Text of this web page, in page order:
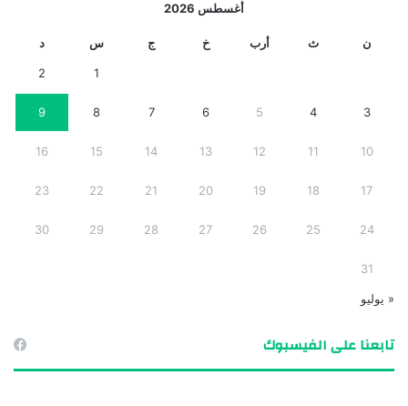
أغسطس 2026
ن ث أرب خ ج س د
1
2
3
4
5
6
7
8
9
10
11
12
13
14
15
16
17
18
19
20
21
22
23
24
25
26
27
28
29
30
31
« يوليو
تابعنا على الفيسبوك